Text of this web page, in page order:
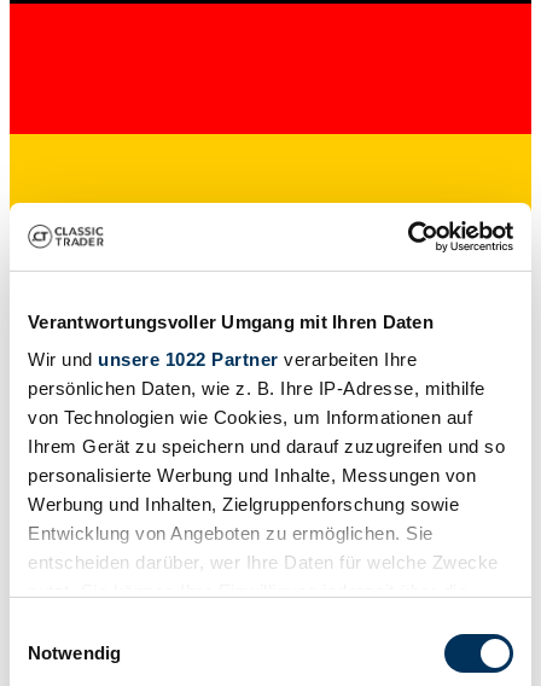
Verantwortungsvoller Umgang mit Ihren Daten
Wir und unsere 1022 Partner verarbeiten Ihre
persönlichen Daten, wie z. B. Ihre IP-Adresse, mithilfe
von Technologien wie Cookies, um Informationen auf
Ihrem Gerät zu speichern und darauf zuzugreifen und so
personalisierte Werbung und Inhalte, Messungen von
Werbung und Inhalten, Zielgruppenforschung sowie
Entwicklung von Angeboten zu ermöglichen. Sie
entscheiden darüber, wer Ihre Daten für welche Zwecke
Trigger Symbol ändern oder widerrufen
Notwendig